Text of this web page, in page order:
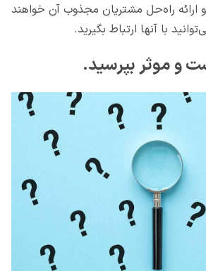
راه‌حل مشتریان مجذوب آن خواهند
با آنها ارتباط بگیرید.